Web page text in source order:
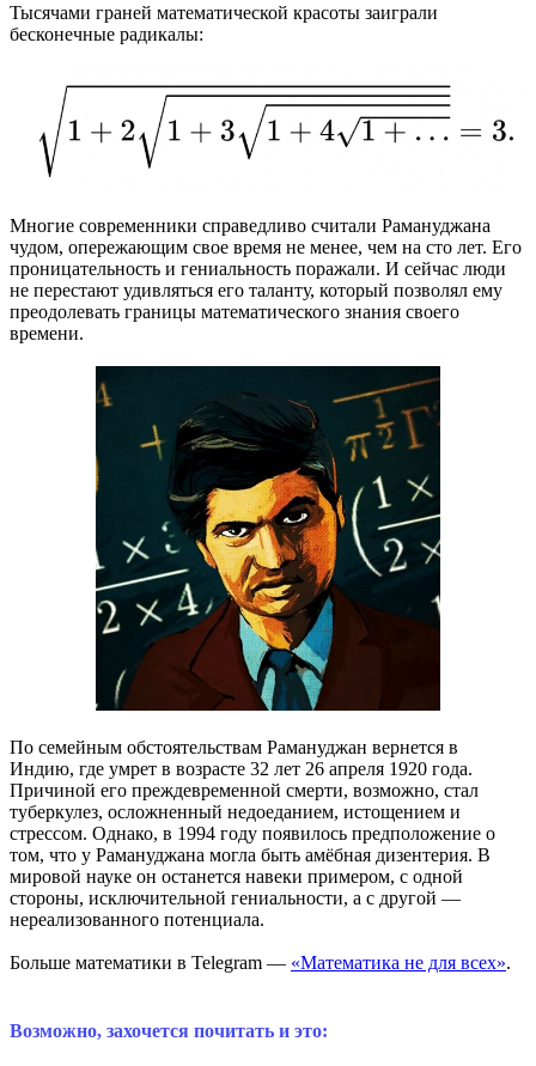
Тысячами граней математической красоты заиграли
бесконечные радикалы:
Многие современники справедливо считали Рамануджана
чудом, опережающим свое время не менее, чем на сто лет. Его
проницательность и гениальность поражали. И сейчас люди
не перестают удивляться его таланту, который позволял ему
преодолевать границы математического знания своего
времени.
По семейным обстоятельствам Рамануджан вернется в
Индию, где умрет в возрасте 32 лет 26 апреля 1920 года.
Причиной его преждевременной смерти, возможно, стал
туберкулез, осложненный недоеданием, истощением и
стрессом. Однако, в 1994 году появилось предположение о
том, что у Рамануджана могла быть амёбная дизентерия. В
мировой науке он останется навеки примером, с одной
стороны, исключительной гениальности, а с другой —
нереализованного потенциала.
Больше математики в Telegram — «Математика не для всех».
Возможно, захочется почитать и это: